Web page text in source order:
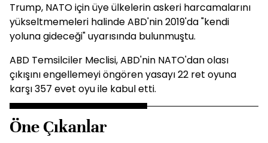
Trump, NATO için üye ülkelerin askeri harcamalarını
yükseltmemeleri halinde ABD'nin 2019'da "kendi
yoluna gideceği" uyarısında bulunmuştu.
ABD Temsilciler Meclisi, ABD'nin NATO'dan olası
çıkışını engellemeyi öngören yasayı 22 ret oyuna
karşı 357 evet oyu ile kabul etti.
Öne Çıkanlar